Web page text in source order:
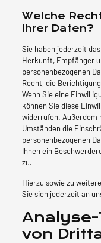
Welche
Ihrer Daten?
Sie haben jederzeit
Herkunft, Empfänger
personenbezogenen
Recht, die
Wenn Sie eine
können Sie diese
widerrufen. Außerdem
Umständen die
personenbezogenen
Ihnen ein
zu.
Hierzu sowie zu
Sie sich jederzeit an
Analyse-
von